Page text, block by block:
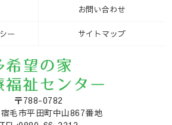
お問い合わせ
ー サイトマップ
〒788-0782
毛市平田町中山867番地